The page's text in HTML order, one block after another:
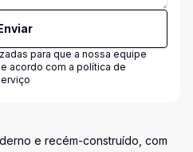
para que a nossa equipe
acordo com a política de
e recém-construído, com